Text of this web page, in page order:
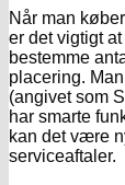
Når man
er det vigtigt
bestemme
placering.
(angivet som
har smarte
kan det være
serviceaftaler.